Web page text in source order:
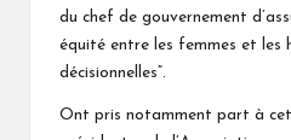
du chef de gouvernement
équité entre les femmes et les
décisionnelles”.
Ont pris notamment part à